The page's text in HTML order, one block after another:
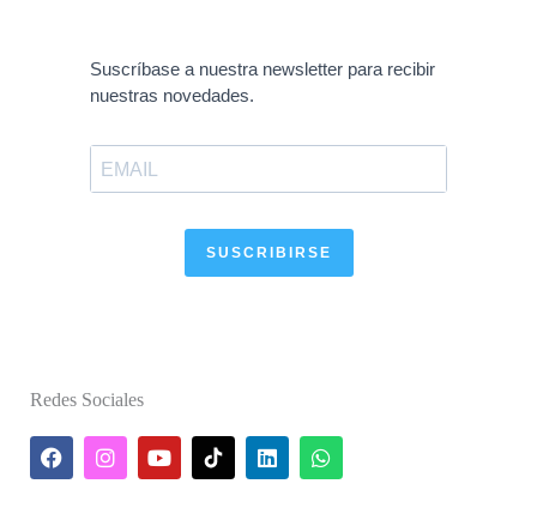
Suscríbase a nuestra newsletter para recibir
nuestras novedades.
SUSCRIBIRSE
Redes Sociales
F
a
I
n
Y
o
L
i
W
h